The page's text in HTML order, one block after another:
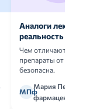
Аналоги
реальность
Чем отличаются
препараты от
безопасна.
МПф
Мария Петрова,
фармацевт